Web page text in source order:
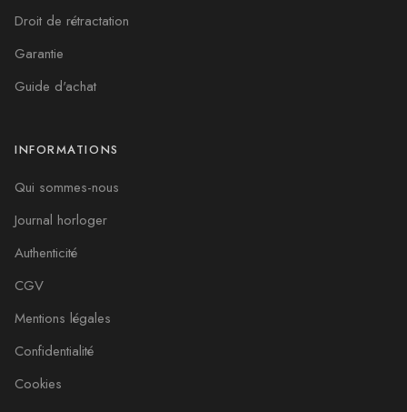
Droit de rétractation
Garantie
Guide d'achat
INFORMATIONS
Qui sommes-nous
Journal horloger
Authenticité
CGV
Mentions légales
Confidentialité
Cookies